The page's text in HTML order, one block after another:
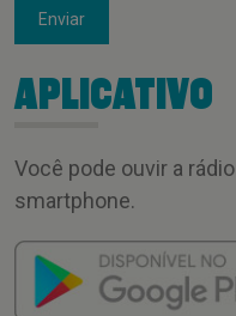
Enviar
APLICATIVO
Você pode ouvir a
smartphone.